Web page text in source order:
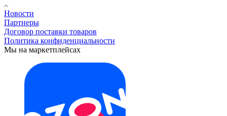
Новости
Партнеры
Договор поставки товаров
Политика конфиденциальности
Мы на маркетплейсах